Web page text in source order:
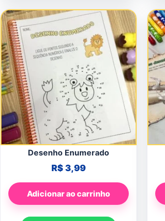
Desenho Enumerado
R$3,99
Adicionar ao carrinho